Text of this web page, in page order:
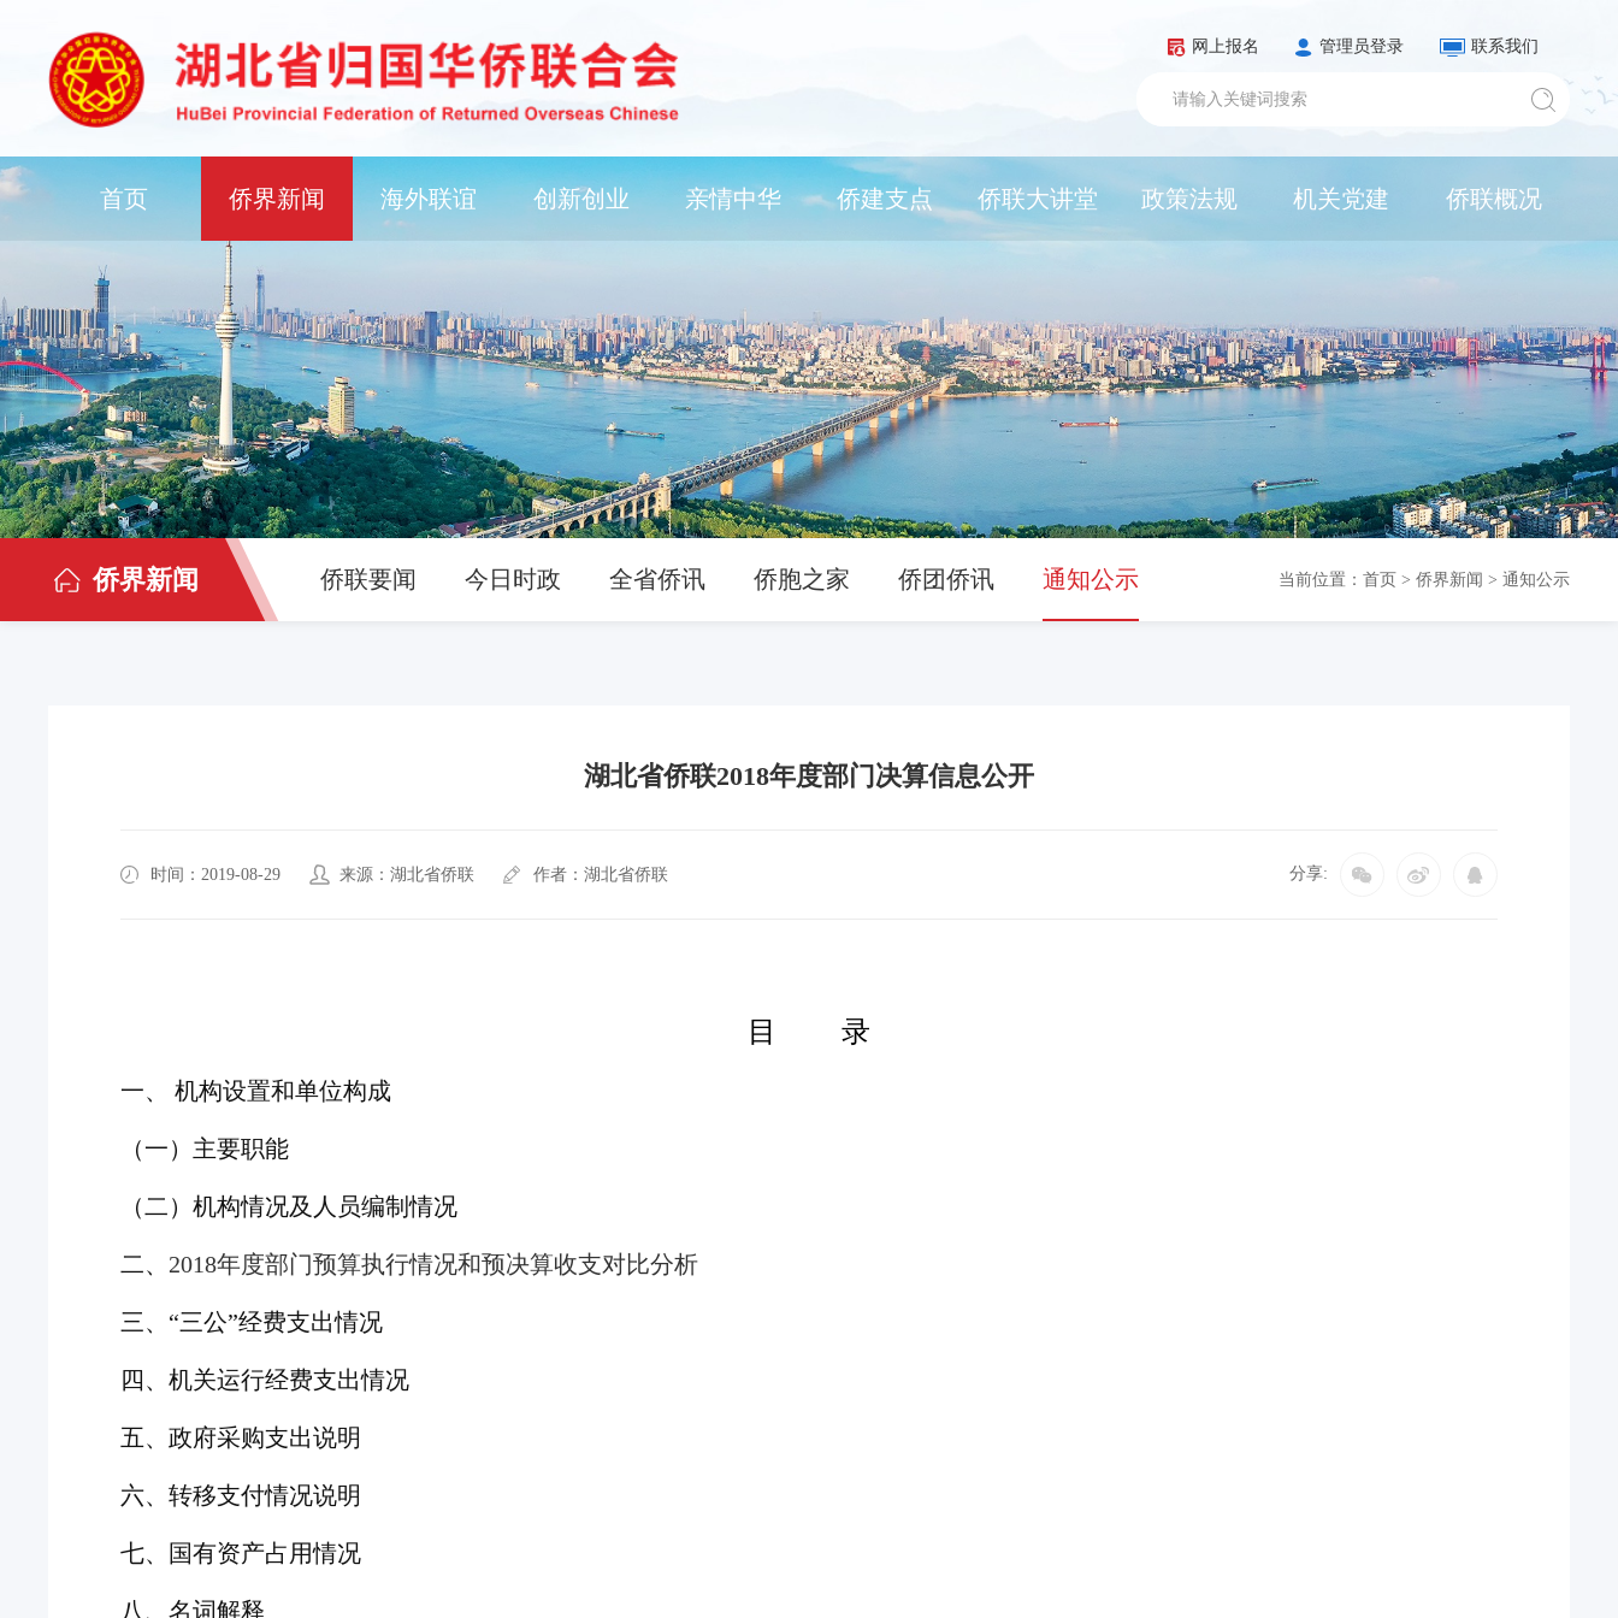
网上报名 管理员登录 联系我们
首页 侨界新闻 海外联谊 创新创业 亲情中华 侨建支点 侨联大讲堂 政策法规 机关党建 侨联概况
侨界新闻 侨联要闻 今日时政 全省侨讯 侨胞之家 侨团侨讯 通知公示 当前位置： 首页 > 侨界新闻 > 通知公示
湖北省侨联2018年度部门决算信息公开
时间：2019-08-29 来源：湖北省侨联 作者：湖北省侨联 分享:
目 录
一、 机构设置和单位构成
（一） 主要职能
（二）机构情况及人员编制情况
二、 2018年度部门预算执行情况和预决算收支对比分析
三、 “三公”经费支出情况
四 、机关运行经费支出情况
五、政府采购支出说明
六、转移支付情况说明
七、 国有资产占用情况
八 、名词解释